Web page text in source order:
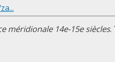
méridionale 14e-15e siècles.